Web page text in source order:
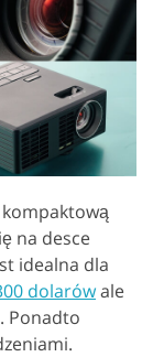
kompaktową
na desce
idealna dla
dolarówale
Ponadto